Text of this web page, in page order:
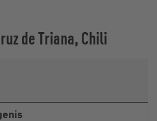
de Triana, Chili